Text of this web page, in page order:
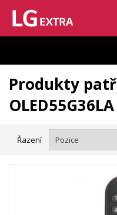
Vzhledem k aktuální situaci se
zpozdit.
Produkty
OLED55G36LA
Řazení